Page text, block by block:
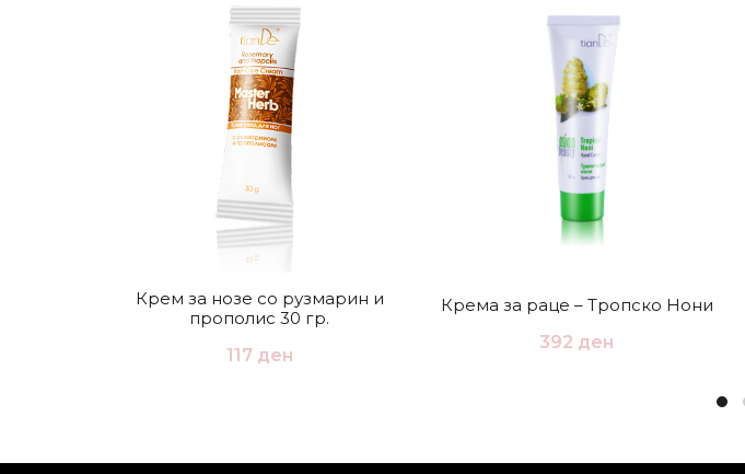
Крем за нозе со рузмарин и
прополис 30 гр.
117 ден
Крема за раце – Тропско Нони
392 ден